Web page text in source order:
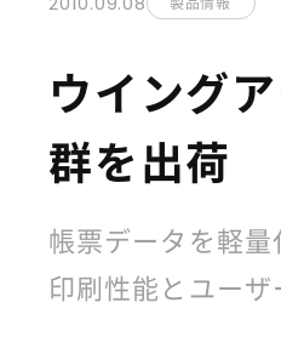
ウイング
群を出荷
帳票データを軽
印刷性能とユー